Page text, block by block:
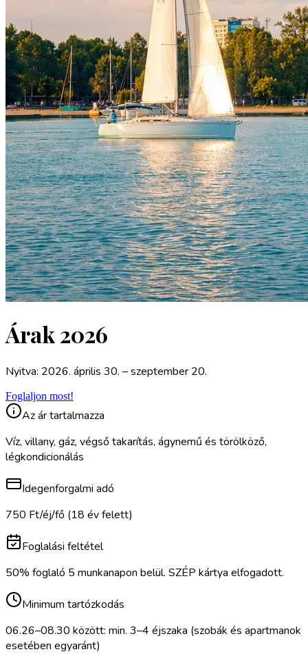
Árak 2026
Nyitva: 2026. április 30. – szeptember 20.
Foglaljon most!
Az ár tartalmazza
Víz, villany, gáz, végső takarítás, ágynemű és törölköző,
légkondicionálás
Idegenforgalmi adó
750 Ft/éj/fő (18 év felett)
Foglalási feltétel
50% foglaló 5 munkanapon belül. SZÉP kártya elfogadott.
Minimum tartózkodás
06.26–08.30 között: min. 3–4 éjszaka (szobák és apartmanok
esetében egyaránt)